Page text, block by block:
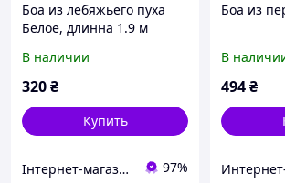
Боа из лебяжьего пуха
Белое, длинна 1.9 м
В наличии
320₴
Купить
Інтернет-магазин "Glamora" 97%
Боа из
В
494₴